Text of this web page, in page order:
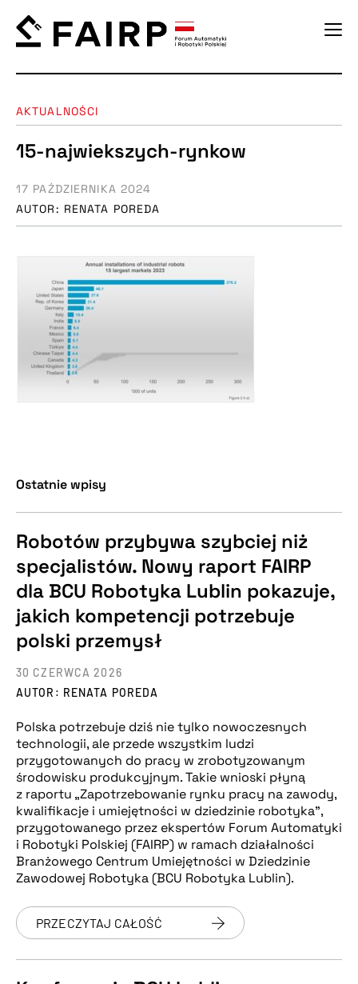
AKTUALNOŚCI
15-najwiekszych-rynkow
AUTOR: RENATA POREDA
17 PAŹDZIERNIKA 2024
Ostatnie wpisy
Robotów przybywa szybciej niż
specjalistów. Nowy raport FAIRP
dla BCU Robotyka Lublin pokazuje,
jakich kompetencji potrzebuje
polski przemysł
AUTOR: RENATA POREDA
30 CZERWCA 2026
Polska potrzebuje dziś nie tylko nowoczesnych
technologii, ale przede wszystkim ludzi
przygotowanych do pracy w zrobotyzowanym
środowisku produkcyjnym. Takie wnioski płyną
z raportu „Zapotrzebowanie rynku pracy na zawody,
kwalifikacje i umiejętności w dziedzinie robotyka”,
przygotowanego przez ekspertów Forum Automatyki
i Robotyki Polskiej (FAIRP) w ramach działalności
Branżowego Centrum Umiejętności w Dziedzinie
Zawodowej Robotyka (BCU Robotyka Lublin).
PRZECZYTAJ CAŁOŚĆ